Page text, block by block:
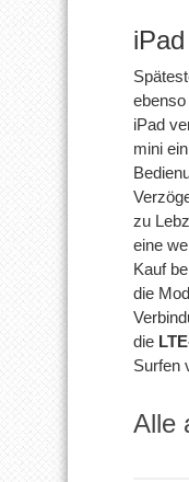
iPad
mini
zu
eine
Kauf
die
die
Surfen
Alle